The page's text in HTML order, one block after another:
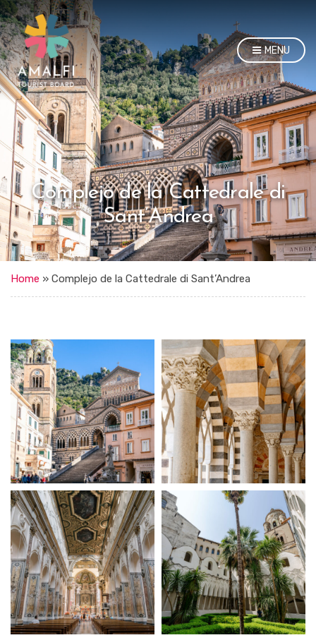
MENU
Complejo de la Cattedrale di
Sant’Andrea
Home » Complejo de la Cattedrale di Sant’Andrea